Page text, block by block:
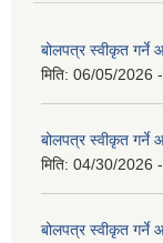
बोलपत्र स्वीकृत
मिति: 06/05/2026
बोलपत्र स्वीकृत
मिति: 04/30/2026
बोलपत्र स्वीकृत